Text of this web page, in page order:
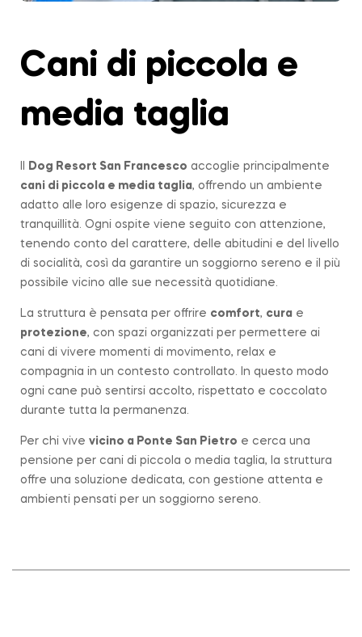
Cani di piccola e
media taglia
Dog Resort San Francesco accoglie principalmente
cani di piccola e media taglia, offrendo un ambiente
adatto alle loro esigenze di spazio, sicurezza e
tranquillità. Ogni ospite viene seguito con attenzione,
tenendo conto del carattere, delle abitudini e del livello
di socialità, così da garantire un soggiorno sereno e il più
possibile vicino alle sue necessità quotidiane.
La struttura è pensata per offrire comfort, cura e
protezione, con spazi organizzati per permettere ai
cani di vivere momenti di movimento, relax e
compagnia in un contesto controllato. In questo modo
ogni cane può sentirsi accolto, rispettato e coccolato
durante tutta la permanenza.
Per chi vive vicino a Ponte San Pietro e cerca una
pensione per cani di piccola o media taglia, la struttura
offre una soluzione dedicata, con gestione attenta e
ambienti pensati per un soggiorno sereno.